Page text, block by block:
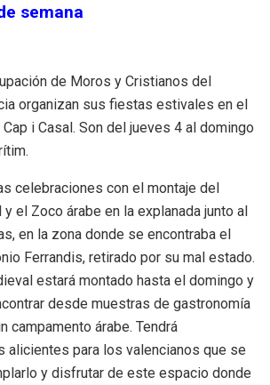
semana
de Moros y Cristianos del
organizan sus fiestas estivales en el
i Casal. Son del jueves 4 al domingo
celebraciones con el montaje del
el Zoco árabe en la explanada junto al
en la zona donde se encontraba el
Ferrandis, retirado por su mal estado.
estará montado hasta el domingo y
desde muestras de gastronomía
campamento árabe. Tendrá
alicientes para los valencianos que se
y disfrutar de este espacio donde